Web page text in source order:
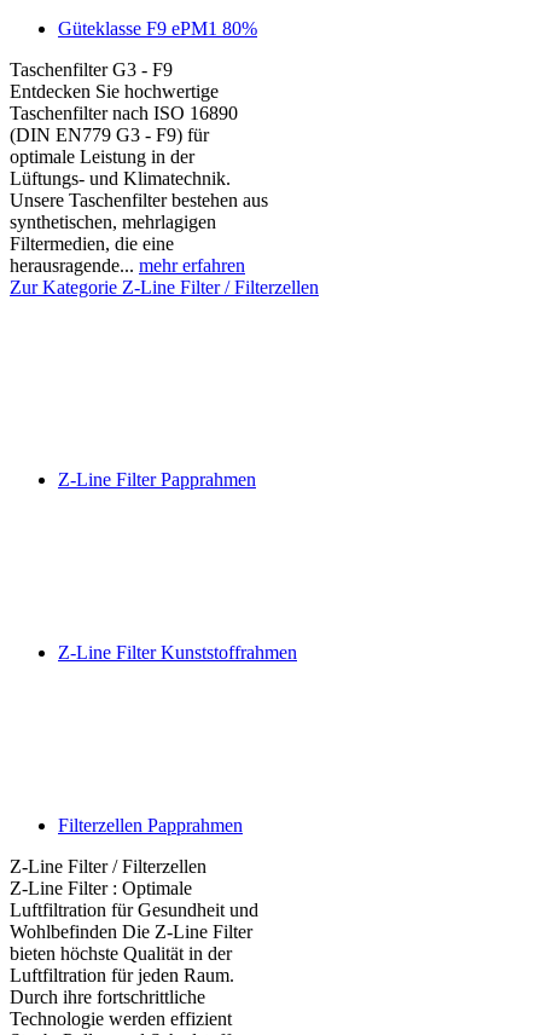
Güteklasse F9 ePM1 80%
Taschenfilter G3 - F9
Entdecken Sie hochwertige
Taschenfilter nach ISO 16890
(DIN EN779 G3 - F9) für
optimale Leistung in der
Lüftungs- und Klimatechnik.
Unsere Taschenfilter bestehen aus
synthetischen, mehrlagigen
Filtermedien, die eine
herausragende... mehr erfahren
Zur Kategorie Z-Line Filter / Filterzellen
Z-Line Filter Papprahmen
Z-Line Filter Kunststoffrahmen
Filterzellen Papprahmen
Z-Line Filter / Filterzellen
Z-Line Filter : Optimale
Luftfiltration für Gesundheit und
Wohlbefinden Die Z-Line Filter
bieten höchste Qualität in der
Luftfiltration für jeden Raum.
Durch ihre fortschrittliche
Technologie werden effizient